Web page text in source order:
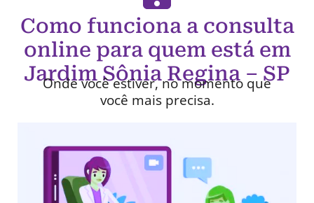
Como funciona a consulta
online para quem está em
Jardim Sônia Regina – SP
Onde você estiver, no momento que
você mais precisa.